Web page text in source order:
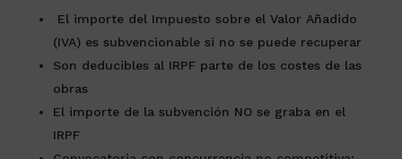
El importe del Impuesto sobre el Valor Añadido
(IVA) es subvencionable si no se puede recuperar
Son deducibles al IRPF parte de los costes de las
obras
El importe de la subvención NO se graba en el
IRPF